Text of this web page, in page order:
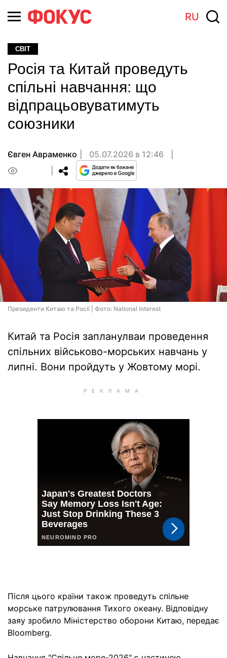
RU
СВІТ
Росія та Китай проведуть
спільні навчання: що
відпрацьовуватимуть
союзники
Євген Авраменко
05.07.2026 в 12:46
Президенти Китаю та Росії | Фото: National interest
Китай та Росія запланулваи проведення
спільних військово-морських навчань у
липні. Вони пройдуть у Жовтому морі.
Після цього країни також проведуть спільне
морське патрулювання Тихого океану. Відповідну
заяу зробило Міністерство оборони Китаю, передає
Bloomberg.